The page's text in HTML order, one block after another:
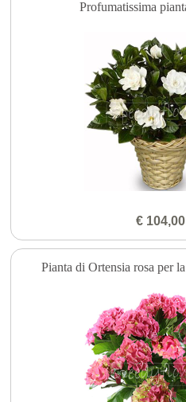
Profumatissima
€ 104,00
Pianta di Ortensia rosa per